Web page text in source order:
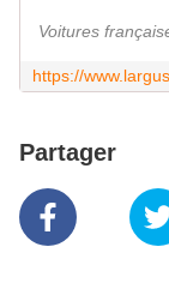
Voitures
Partager